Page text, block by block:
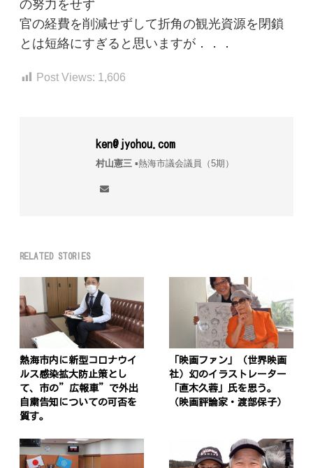
の努力をせず
官の経費を削減せずして折角の観光資源を閉鎖
とは短絡にすぎると思いますが．．．
Post Views: 1,606
ken@jyohou.com
村山憲三▪︎熱海市議会議員（5期）
RELATED STORIES
熱海市内に新型コロナウイ
ルス感染拡大防止策とし
て、市の”広報車”で外出
自粛告知についての可否を
質す。
「映画ファン」（世界映画
社）幻のイラストレーター
「直木久蓉」氏を思う。
（映画評論家・渡部保子）